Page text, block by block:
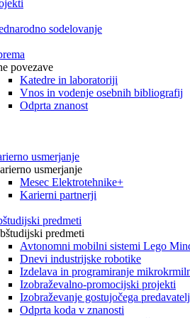
sodelovanje
povezave
Katedre in laboratoriji
Vnos in vodenje osebnih bibliografij
Odprta znanost
usmerjanje
usmerjanje
Mesec Elektrotehnike+
Karierni partnerji
predmeti
predmeti
Avtonomni mobilni sistemi Lego
Dnevi industrijske robotike
Izdelava in programiranje
Izobraževalno-promocijski projekti
Izobraževanje gostujočega
Odprta koda v znanosti